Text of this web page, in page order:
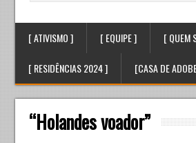
[ ATIVISMO ] [ EQUIPE ] [ QUEM
[ RESIDÊNCIAS 2024 ] [CASA DE
“Holandes voador”